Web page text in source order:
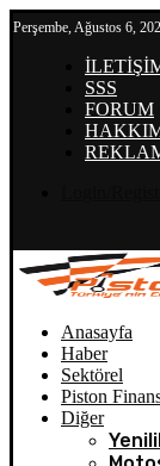
Perşembe, Ağustos 6,
SSS
FORUM
Anasayfa
Haber
Sektörel
Piston
Diğer